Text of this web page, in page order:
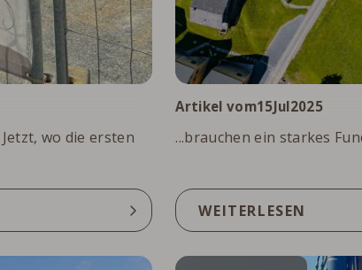
wo die ersten
...brauchen ein starkes
WEITERLESEN
Artikel vom15Jul.2025